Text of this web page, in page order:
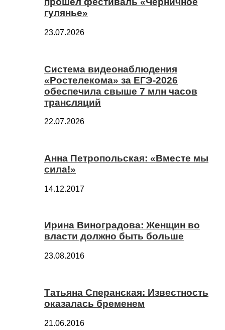
гулянье»
23.07.2026
Система видеонаблюдения
«Ростелекома» за ЕГЭ-2026
обеспечила свыше 7 млн часов
трансляций
22.07.2026
Анна Петропольская: «Вместе мы
сила!»
14.12.2017
Ирина Виноградова: Женщин во
власти должно быть больше
23.08.2016
Татьяна Сперанская: Известность
оказалась бременем
21.06.2016